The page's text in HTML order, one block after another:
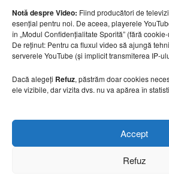
Notă despre Video: Fiind producători de
esențial pentru noi. De aceea, playerele
în „Modul Confidențialitate Sporită” (fără
De reținut: Pentru ca fluxul video să ajungă
serverele YouTube (și implicit transmiterea IP-
Dacă alegeți Refuz, păstrăm doar cookies
ele vizibile, dar vizita dvs. nu va apărea în
Accept
Refuz
OPINII & ANALIZE
Articole
Cele mai impresionante cabane
7 august 2026
Ouse Valley Viaduct, construcția care
7 august 2026